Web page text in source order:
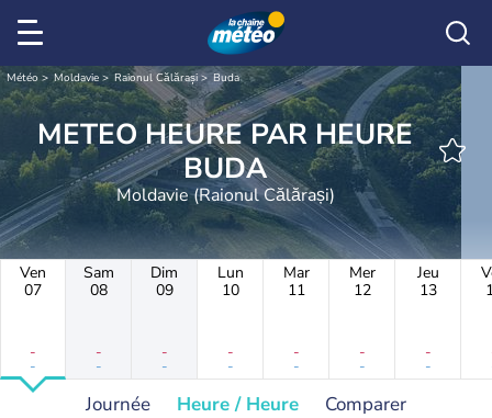
Météo Moldavie Raionul Călărași Buda
METEO HEURE PAR HEURE
BUDA
Moldavie (Raionul Călărași)
Ven
07
-
-
Sam
08
-
-
Dim
09
-
-
Lun
10
-
-
Mar
11
-
-
Mer
12
-
-
Jeu
13
-
-
Journée Heure / Heure Comparer